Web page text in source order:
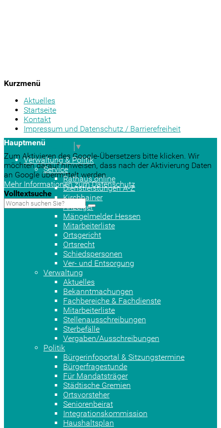
Kurzmenü
Aktuelles
Startseite
Kontakt
Impressum und Datenschutz / Barrierefreiheit
Sprache auswählen
▼
Zum Aktivieren des Google-Übersetzers bitte klicken. Wir
möchten darauf hinweisen, dass nach der Aktivierung Daten
an Google übermittelt werden.
Mehr Informationen zum Datenschutz
Volltextsuche
Hauptmenü
Verwaltung & Politik
Service
Rathaus online
Dienstleistungen A-Z
Kirchhainer
Anzeiger
Mängelmelder Hessen
Mitarbeiterliste
Ortsgericht
Ortsrecht
Schiedspersonen
Ver- und Entsorgung
Verwaltung
Aktuelles
Bekanntmachungen
Fachbereiche & Fachdienste
Mitarbeiterliste
Stellenausschreibungen
Sterbefälle
Vergaben/Ausschreibungen
Politik
Bürgerinfoportal & Sitzungstermine
Bürgerfragestunde
Für Mandatsträger
Städtische Gremien
Ortsvorsteher
Seniorenbeirat
Integrationskommission
Haushaltsplan